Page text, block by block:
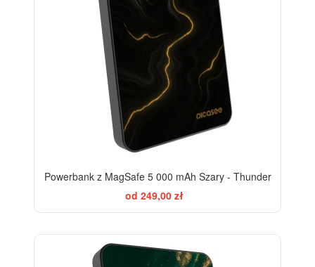
Powerbank z MagSafe 5 000 mAh Szary - Thunder
od 249,00 zł